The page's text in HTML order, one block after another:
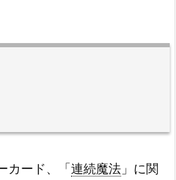
カード、「 連続魔法 」に関